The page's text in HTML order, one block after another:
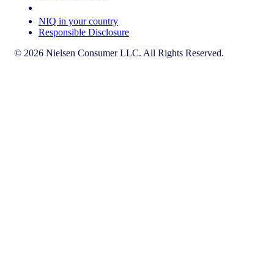
NIQ in your country
Responsible Disclosure
© 2026 Nielsen Consumer LLC. All Rights Reserved.